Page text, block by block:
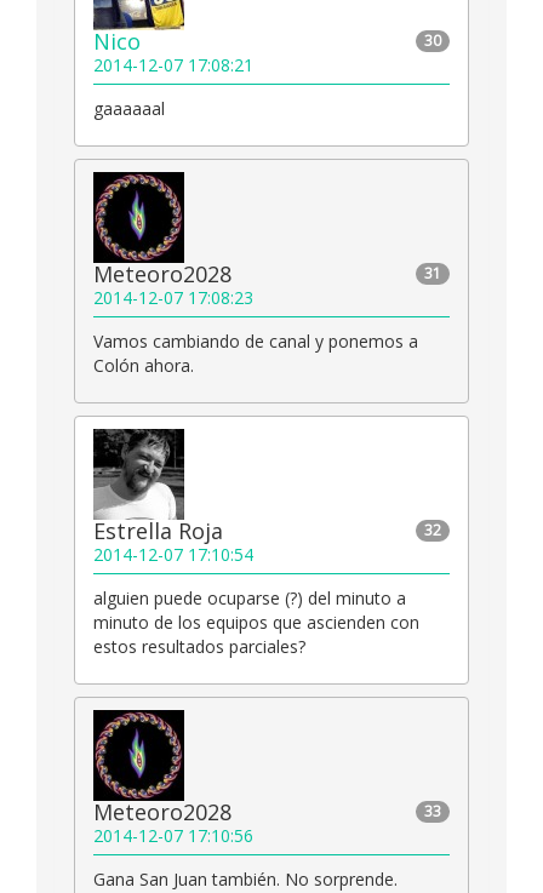
30
Nico
2014-12-07 17:08:21
gaaaaaal
31
Meteoro2028
2014-12-07 17:08:23
Vamos cambiando de canal y ponemos a
Colón ahora.
32
Estrella Roja
2014-12-07 17:10:54
alguien puede ocuparse (?) del minuto a
minuto de los equipos que ascienden con
estos resultados parciales?
33
Meteoro2028
2014-12-07 17:10:56
Gana San Juan también. No sorprende.